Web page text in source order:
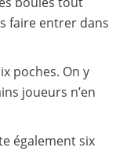
faire entrer dans
poches. On y
joueurs n’en
également six